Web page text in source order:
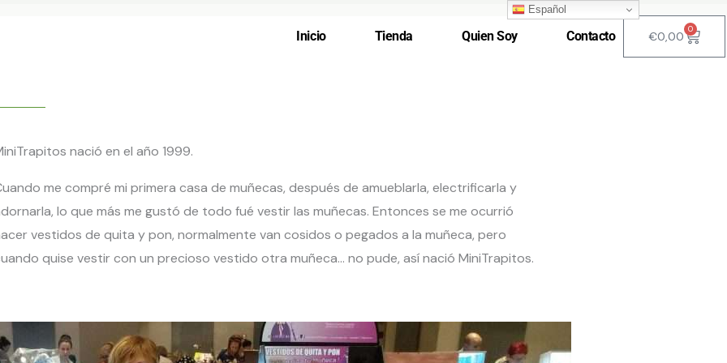
Inicio Tienda Quien Soy Contacto €0,00
0
nació en el año 1999.
me compré mi primera casa de muñecas, después de amueblarla, electrificarla y
lo que más me gustó de todo fué vestir las muñecas. Entonces se me ocurrió
vestidos de quita y pon, normalmente van cosidos o pegados a la muñeca, pero
quise vestir con un precioso vestido otra muñeca… no pude, así nació MiniTrapitos.
Español